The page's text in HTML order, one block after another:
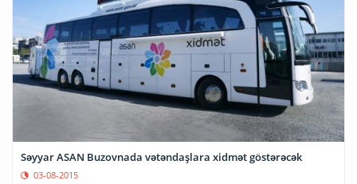
Səyyar ASAN Buzovnada vətəndaşlara xidmət göstərəcək
03-08-2015